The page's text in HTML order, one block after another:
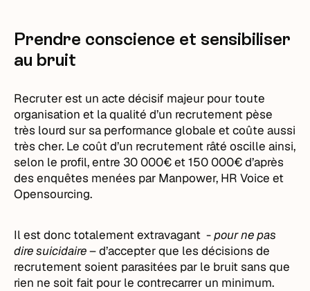
Prendre conscience et sensibiliser
au bruit
Recruter est un acte décisif majeur pour toute
organisation et la qualité d’un recrutement pèse
très lourd sur sa performance globale et coûte aussi
très cher. Le coût d’un recrutement râté oscille ainsi,
selon le profil, entre 30 000€ et 150 000€ d’après
des enquêtes menées par Manpower, HR Voice et
Opensourcing.
Il est donc totalement extravagant -pour ne pas
dire suicidaire– d’accepter que les décisions de
recrutement soient parasitées par le bruit sans que
rien ne soit fait pour le contrecarrer un minimum.